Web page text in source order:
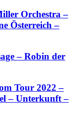
Orchestra –
Österreich –
– Robin der
Tour 2022 –
– Unterkunft –